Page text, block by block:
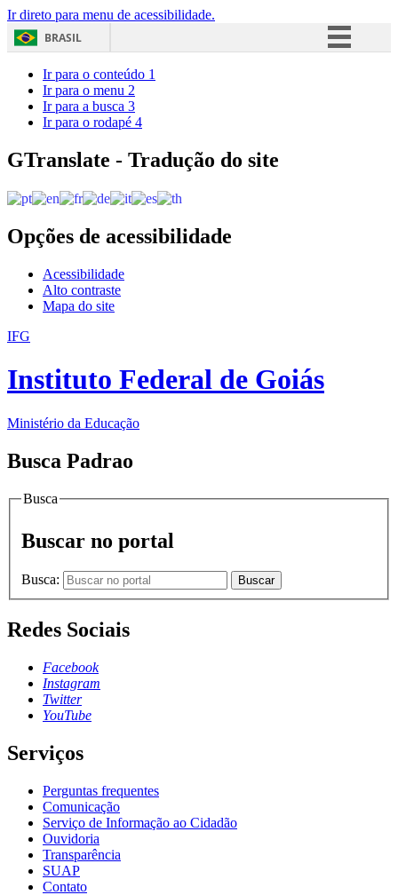
Ir direto para menu de acessibilidade.
BRASIL
Acesso à informação
Ir para o conteúdo 1
Ir para o menu 2
Ir para a busca 3
Ir para o rodapé 4
GTranslate - Tradução do site
Opções de acessibilidade
Acessibilidade
Alto contraste
Mapa do site
IFG
Instituto Federal de Goiás
Ministério da Educação
Busca Padrao
Busca
Buscar no portal
Busca: Buscar
Redes Sociais
Facebook
Instagram
Twitter
YouTube
Serviços
Perguntas frequentes
Comunicação
Serviço de Informação ao Cidadão
Ouvidoria
Transparência
SUAP
Contato